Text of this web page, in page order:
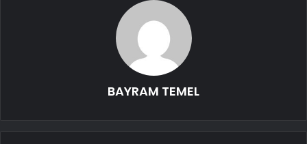
BAYRAM TEMEL